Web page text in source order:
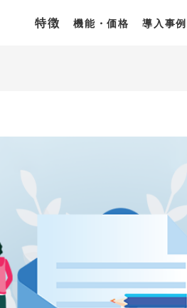
特徴 機能・価格 導入事例